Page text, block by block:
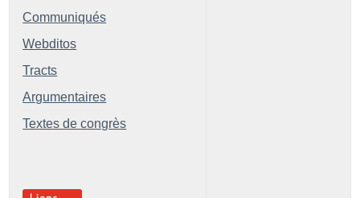
Communiqués
Webditos
Tracts
Argumentaires
Textes de congrès